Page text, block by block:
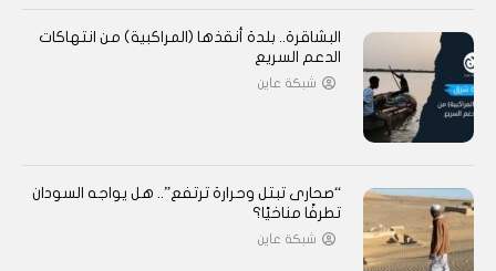
البشاقرة.. بلدة أنقذها (المراكبية) من انتهاكات
الدعم السريع
شبكة عاين
“صحارى تبتل وحرارة ترتفع”.. هل يواجه السودان
تطرفًا مناخيًا؟
شبكة عاين